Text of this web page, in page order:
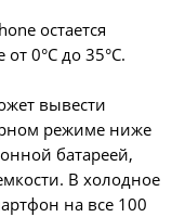
остается
0°C до 35°С.
вывести
режиме ниже
батареей,
В холодное
на все 100